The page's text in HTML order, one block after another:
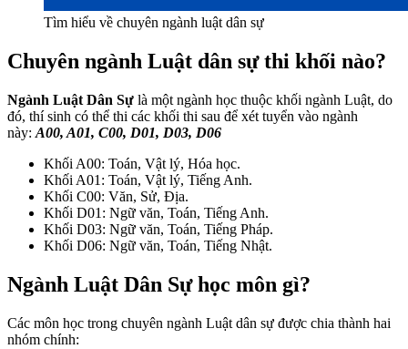
Tìm hiểu về chuyên ngành luật dân sự
Chuyên ngành Luật dân sự thi khối nào?
Ngành Luật Dân Sự là một ngành học thuộc khối ngành Luật, do
đó, thí sinh có thể thi các khối thi sau để xét tuyển vào ngành
này: A00, A01, C00, D01, D03, D06
Khối A00: Toán, Vật lý, Hóa học.
Khối A01: Toán, Vật lý, Tiếng Anh.
Khối C00: Văn, Sử, Địa.
Khối D01: Ngữ văn, Toán, Tiếng Anh.
Khối D03: Ngữ văn, Toán, Tiếng Pháp.
Khối D06: Ngữ văn, Toán, Tiếng Nhật.
Ngành Luật Dân Sự học môn gì?
Các môn học trong chuyên ngành Luật dân sự được chia thành hai
nhóm chính: